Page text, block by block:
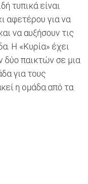
τυπικά είναι
αφετέρου για να
να αυξήσουν τις
Η «Κυρία» έχει
δύο παικτών σε μια
για τους
η ομάδα από τα